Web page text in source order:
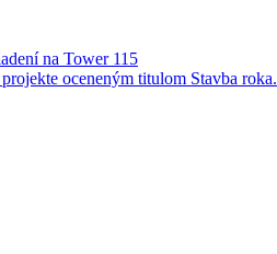
na Tower 115
oceneným titulom Stavba roka.